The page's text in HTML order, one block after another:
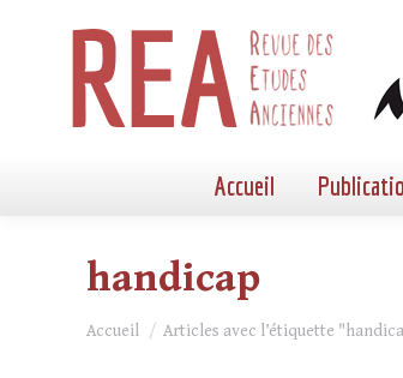
Accueil
handicap
Vous êtes ici :
Accueil Articles avec l’étiquette